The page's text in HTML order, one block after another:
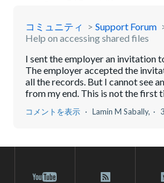
コミュニティ
Support Forum
Help on accessing shared files
I sent the employer an invitation
The employer accepted the
all the records. But I cannot see
from my end. This is not the first
コメントを表示 Lamin M Sabally,